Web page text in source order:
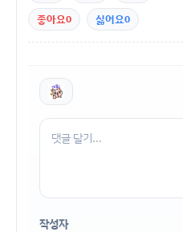
좋아요0 싫어요0
작성자